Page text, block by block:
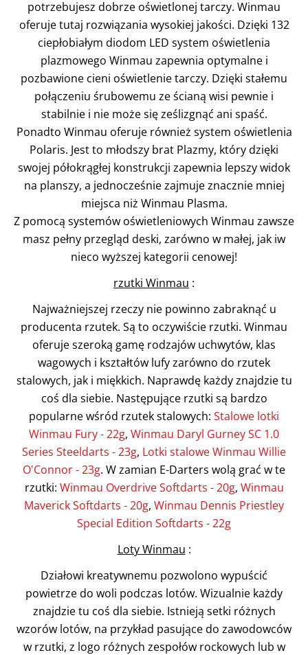
potrzebujesz dobrze oświetlonej tarczy. Winmau
oferuje tutaj rozwiązania wysokiej jakości. Dzięki 132
ciepłobiałym diodom LED system oświetlenia
plazmowego Winmau zapewnia optymalne i
pozbawione cieni oświetlenie tarczy. Dzięki stałemu
połączeniu śrubowemu ze ścianą wisi pewnie i
stabilnie i nie może się ześlizgnąć ani spaść.
Ponadto Winmau oferuje również system oświetlenia
Polaris. Jest to młodszy brat Plazmy, który dzięki
swojej półokrągłej konstrukcji zapewnia lepszy widok
na planszy, a jednocześnie zajmuje znacznie mniej
miejsca niż Winmau Plasma.
Z pomocą systemów oświetleniowych Winmau zawsze
masz pełny przegląd deski, zarówno w małej, jak iw
nieco wyższej kategorii cenowej!
rzutki Winmau :
Najważniejszej rzeczy nie powinno zabraknąć u
producenta rzutek. Są to oczywiście rzutki. Winmau
oferuje szeroką gamę rodzajów uchwytów, klas
wagowych i kształtów lufy zarówno do rzutek
stalowych, jak i miękkich. Naprawdę każdy znajdzie tu
coś dla siebie. Następujące rzutki są bardzo
popularne wśród rzutek stalowych: Stalowe lotki
Winmau Fury - 22g, Winmau Daryl Gurney SC 1.0
Series Steeldarts - 23g, Lotki stalowe Winmau Willie
O'Connor - 23g. W zamian E-Darters wolą grać w te
rzutki: Winmau Overdrive Softdarts - 20g, Winmau
Maverick Softdarts - 20g, Winmau Dennis Priestley
Special Edition Softdarts - 22g
Loty Winmau :
Działowi kreatywnemu pozwolono wypuścić
powietrze do woli podczas lotów. Wizualnie każdy
znajdzie tu coś dla siebie. Istnieją setki różnych
wzorów lotów, na przykład pasujące do zawodowców
w rzutki, z logo różnych zespołów rockowych lub w